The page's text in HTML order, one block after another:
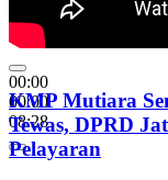
00:00
00:00
08:28
KMP Mutiara
Tewas, DPRD
Pelayaran